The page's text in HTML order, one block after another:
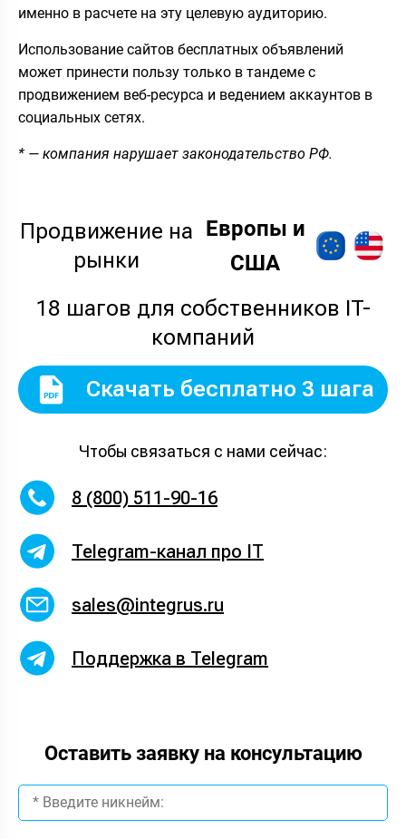
именно в расчете на эту целевую аудиторию.
Использование сайтов бесплатных объявлений
может принести пользу только в тандеме с
продвижением веб-ресурса и ведением аккаунтов в
социальных сетях.
* — компания нарушает законодательство РФ.
Продвижение на
рынки
Европы и
США
18 шагов для собственников IT-
компаний
Скачать бесплатно 3 шага
Чтобы связаться с нами сейчас:
8 (800) 511-90-16
Telegram-канал про IT
sales@integrus.ru
Поддержка в Telegram
Оставить заявку на консультацию